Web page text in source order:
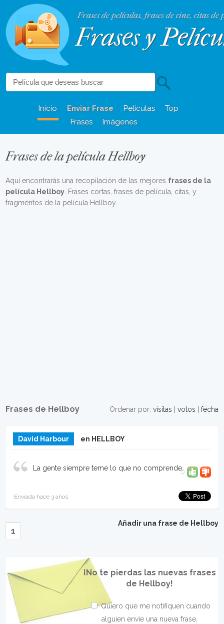
Frases de películas, frases de cine, citas de
Frases y
Inicio Enviar Frase Películas
Top
Frases
Imágenes
Frases de la película Hellboy
Aquí encontrarás una recopilación de las mejores frases de la
película Hellboy . Frases cortas, frases de película, citas, y
fragmentos de la película Hellboy.
Ordenar por: visitas votos fecha
Frases de Hellboy
David Harbour en HELLBOY
La gente siempre teme lo que no comprende.
0
Enviada hace 3 años
Añadir una frase de Hellboy
1
¡No te pierdas las nuevas frases
de Hellboy!
Quiero que me notifiquen cuando
alguien envíe una nueva frase,